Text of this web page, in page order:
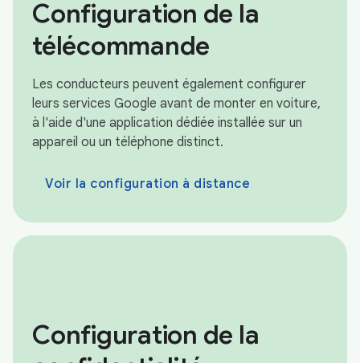
Configuration de la
télécommande
Les conducteurs peuvent également configurer
leurs services Google avant de monter en voiture,
à l'aide d'une application dédiée installée sur un
appareil ou un téléphone distinct.
Voir la configuration à distance
Configuration de la